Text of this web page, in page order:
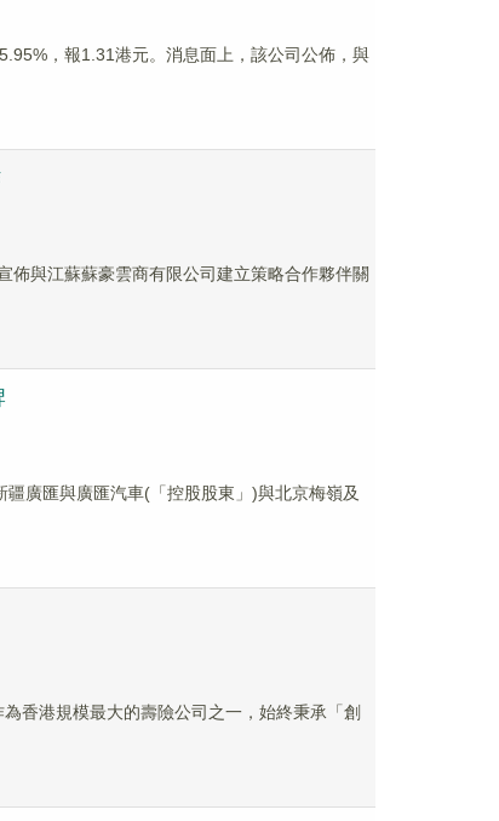
，報1.31港元。消息面上，該公司公佈，與
佈與江蘇蘇豪雲商有限公司建立策略合作夥伴關
廣匯與廣匯汽車(「控股股東」)與北京梅嶺及
香港規模最大的壽險公司之一，始終秉承「創